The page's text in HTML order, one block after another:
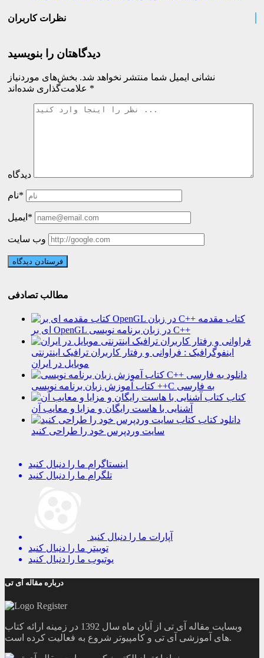
نظرات کاربران
دیدگاهتان را بنویسید
نشانی ایمیل شما منتشر نخواهد شد. بخش‌های موردنیاز
*
دیدگاه
نام*
ایمیل*
وب سایت
مطالب تصادفی
کتاب مقدمه
ای بر OpenGL در زبان برنامه نویسی C++
اینفوگرافیک : فراوانی و رفتار کاربران ترافیک اینترنتی
موبایل در ایران
دانلود
کتاب آموزش زبان برنامه نویسی ++C به فارسی
کتاب
آشنایی با هاست رایگان و مزایا و معایب آن
دانلود کتاب
سایت وردپرس خود را طراحی کنید
اینستاگرام ما را دنبال کنید
تلگرام ما را دنبال کنید
آپارات ما را دنبال کنید
توییتر ما را دنبال کنید
یوتیوب ما را دنبال کنید
درباره مقاله آی تی
وبسایت مقاله آی تی از آبان ماه سال 1392 در زمینه ارائه کتاب
های آموزشی آی تی و کامپیوتر شروع به فعالیت کرده است.